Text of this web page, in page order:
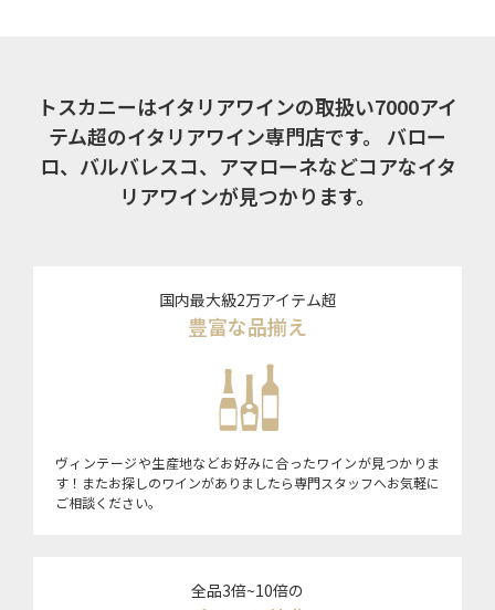
トスカニーはイタリアワインの取扱い7000アイ
テム超のイタリアワイン専門店です。
バロー
ロ、バルバレスコ、アマローネなどコアなイタ
リアワインが見つかります。
国内最大級2万アイテム超
豊富な品揃え
ヴィンテージや生産地などお好みに合ったワインが見つかりま
す！またお探しのワインがありましたら専門スタッフへお気軽に
ご相談ください。
全品3倍~10倍の